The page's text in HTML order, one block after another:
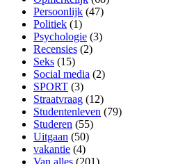
Persoonlijk (47)
Politiek (1)
Psychologie (3)
Recensies (2)
Seks (15)
Social media (2)
SPORT (3)
Straatvraag (12)
Studentenleven (79)
Studeren (55)
Uitgaan (50)
vakantie (4)